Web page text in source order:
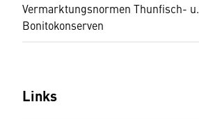
Vermarktungsnormen Thunfisch- u.
Bonitokonserven
Links